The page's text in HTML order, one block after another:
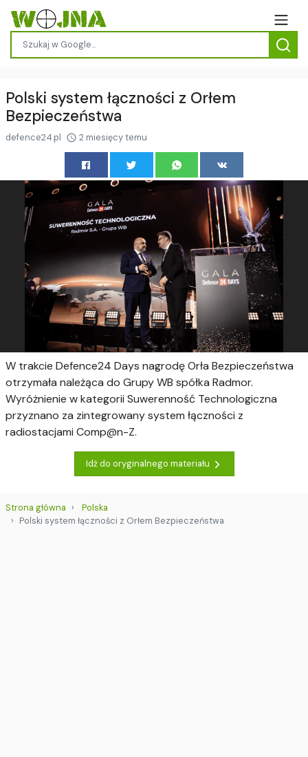
Polski system łączności z Orłem
Bezpieczeństwa
defence24.pl 2 miesięcy temu
W trakcie Defence24 Days nagrodę Orła Bezpieczeństwa
otrzymała należąca do Grupy WB spółka Radmor.
Wyróżnienie w kategorii Suwerenność Technologiczna
przyznano za zintegrowany system łączności z
radiostacjami Comp@n-Z.
Idź do oryginalnego materiału
Strona główna
Polska
Polski system łączności z Orłem Bezpieczeństwa